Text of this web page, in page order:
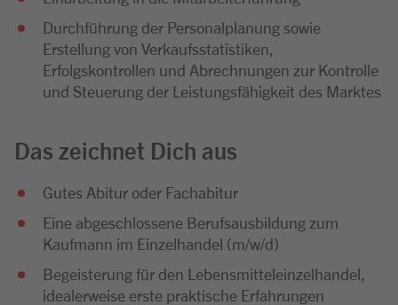
Durchführung der Personalplanung sowie
Erstellung von Verkaufsstatistiken,
Erfolgskontrollen und Abrechnungen zur Kontrolle
und Steuerung der Leistungsfähigkeit des Marktes
Das zeichnet Dich aus
Gutes Abitur oder Fachabitur
Eine abgeschlossene Berufsausbildung zum
Kaufmann im Einzelhandel (m/w/d)
Begeisterung für den Lebensmitteleinzelhandel,
idealerweise erste praktische Erfahrungen